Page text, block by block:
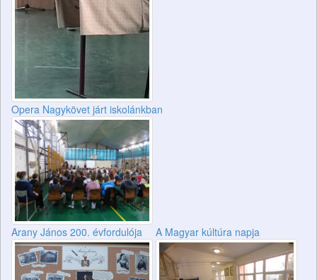
Opera Nagykövet járt iskolánkban
Arany János 200. évfordulója A Magyar kúltúra napja